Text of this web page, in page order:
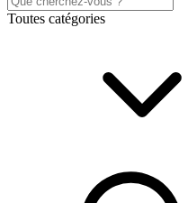
Toutes catégories